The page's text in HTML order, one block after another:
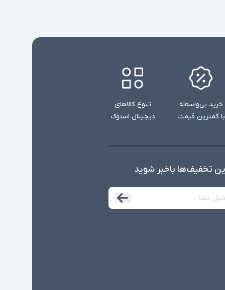
خرید بی‌واسطه
با کمترین قیمت
تنوع کالاهای
دیجیتال استوک
تخفیف‌ها با‌خبر شوید